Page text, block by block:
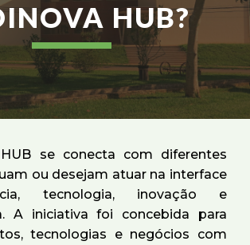
HUB?
se conecta com diferentes
ou desejam atuar na interface
tecnologia, inovação e
A iniciativa foi concebida para
tecnologias e negócios com